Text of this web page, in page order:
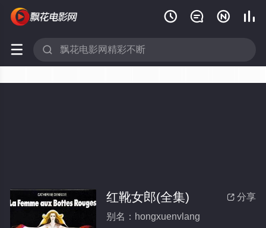
   
 
 分享
红靴女郎(全集)
别名：hongxuenvlang